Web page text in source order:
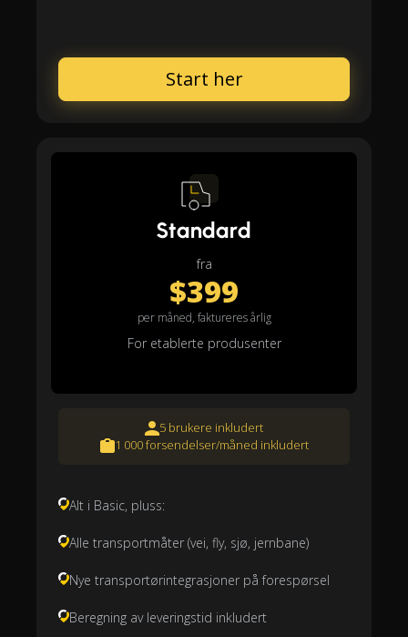
Start her
Standard
fra
$399
per måned, faktureres årlig
For etablerte produsenter
5 brukere inkludert
1 000 forsendelser/måned inkludert
Alt i Basic, pluss:
Alle transportmåter (vei, fly, sjø, jernbane)
Nye transportørintegrasjoner på forespørsel
Beregning av leveringstid inkludert